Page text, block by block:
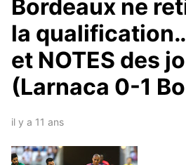
Bordeaux ne
la
et NOTES des
(Larnaca 0-1
il y a 11 ans